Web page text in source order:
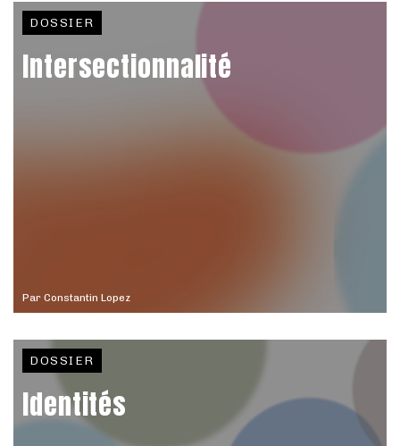
Par Constantin Lopez
DOSSIER
Intersectionnalité
DOSSIER
Identités